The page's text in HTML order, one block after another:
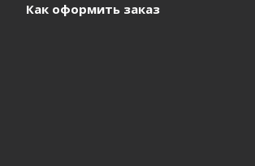
Как оформить заказ